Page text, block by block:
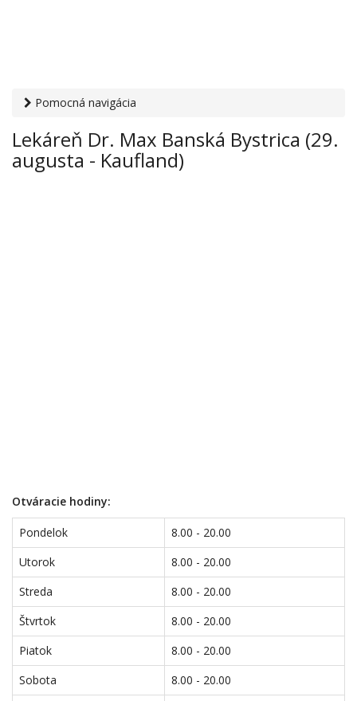
Pomocná navigácia
Banská Bystrica (29. augusta - Kaufland)
Lekáreň Dr. Max Banská Bystrica (29.
augusta - Kaufland)
Otváracie hodiny:
Pondelok
8.00 - 20.00
Utorok
8.00 - 20.00
Streda
8.00 - 20.00
Štvrtok
8.00 - 20.00
Piatok
8.00 - 20.00
Sobota
8.00 - 20.00